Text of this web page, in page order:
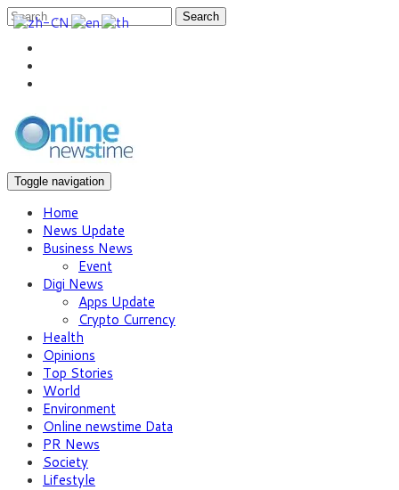
Search
Toggle navigation
Home
News Update
Business News
Event
Digi News
Apps Update
Crypto Currency
Health
Opinions
Top Stories
World
Environment
Online newstime Data
PR News
Society
Lifestyle